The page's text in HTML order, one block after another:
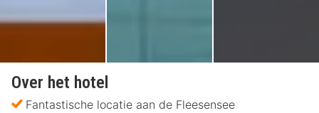
Over het hotel
Fantastische locatie aan de Fleesensee